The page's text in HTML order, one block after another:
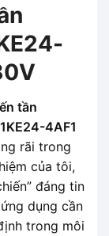
tần
4AF1
rãi trong
của tôi,
đáng tin
dụng cần
trong môi